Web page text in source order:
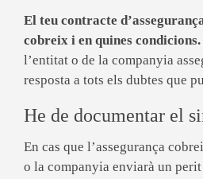
El teu contracte
cobreix i en quines condicions.
l’entitat o de la companyia
resposta a tots els dubtes que
He de documentar el
En cas que l’assegurança
o la companyia enviarà un